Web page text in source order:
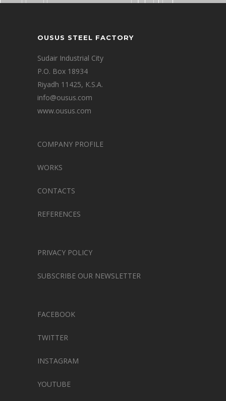
OUSUS STEEL FACTORY
Sudair Industrial City
P.O. Box 18934
Riyadh 11425, K.S.A.
info@ousus.com
www.ousus.com
COMPANY PROFILE
WORKS
CONTACTS
REFERENCES
PRIVACY POLICY
SUBSCRIBE OUR NEWSLETTER
FACEBOOK
TWITTER
INSTAGRAM
YOUTUBE